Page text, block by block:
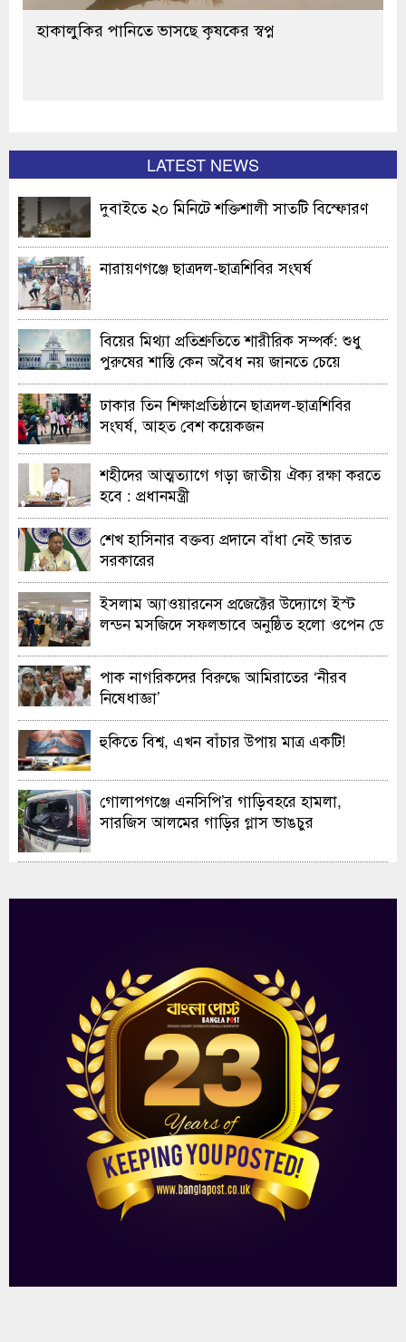
হাকালুকির পানিতে ভাসছে কৃষকের স্বপ্ন
LATEST NEWS
দুবাইতে ২০ মিনিটে শক্তিশালী সাতটি বিস্ফোরণ
নারায়ণগঞ্জে ছাত্রদল-ছাত্রশিবির সংঘর্ষ
বিয়ের মিথ্যা প্রতিশ্রুতিতে শারীরিক সম্পর্ক: শুধু
পুরুষের শাস্তি কেন অবৈধ নয় জানতে চেয়ে
হাইকোর্টের রুল
ঢাকার তিন শিক্ষাপ্রতিষ্ঠানে ছাত্রদল-ছাত্রশিবির
সংঘর্ষ, আহত বেশ কয়েকজন
শহীদের আত্মত্যাগে গড়া জাতীয় ঐক্য রক্ষা করতে
হবে : প্রধানমন্ত্রী
শেখ হাসিনার বক্তব্য প্রদানে বাঁধা নেই ভারত
সরকারের
ইসলাম অ্যাওয়ারনেস প্রজেক্টের উদ্যোগে ইস্ট
লন্ডন মসজিদে সফলভাবে অনুষ্ঠিত হলো ওপেন ডে
পাক নাগরিকদের বিরুদ্ধে আমিরাতের ‘নীরব
নিষেধাজ্ঞা’
হুকিতে বিশ্ব, এখন বাঁচার উপায় মাত্র একটি!
গোলাপগঞ্জে এনসিপি’র গাড়িবহরে হামলা,
সারজিস আলমের গাড়ির গ্লাস ভাঙচুর